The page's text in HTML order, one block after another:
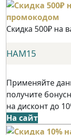
Скидка 500₽ на
НАМ15
Применяйте
получите
на дисконт до
На сайт